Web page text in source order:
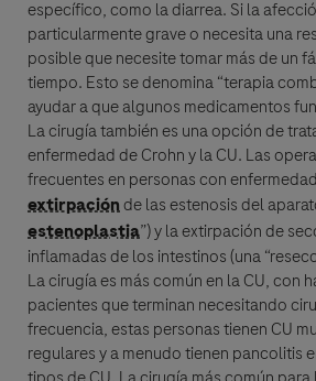
específico, como ladiarrea. Si la
particularmente grave o necesita una
posible que necesite tomar más de un
tiempo. Esto se denomina “terapia
ayudar a que algunos medicamentos
La cirugía también es una opción de
enfermedad de Crohny la CU. Las
frecuentes en personas con
extirpaciónde lasestenosisdel
estenoplastia”) y laextirpaciónde
inflamadas de los intestinos (una
La cirugía es más común en la CU, con
pacientes que terminan necesitando
frecuencia, estas personas tienen CU
regulares y a menudo tienen pancolitis